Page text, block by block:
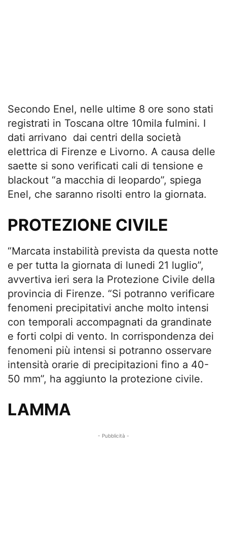
Secondo Enel, nelle ultime 8 ore sono stati
registrati in Toscana oltre 10mila fulmini. I
dati arrivano dai centri della società
elettrica di Firenze e Livorno. A causa delle
saette si sono verificati cali di tensione e
blackout “a macchia di leopardo”, spiega
Enel, che saranno risolti entro la giornata.
PROTEZIONE CIVILE
“Marcata instabilità prevista da questa notte
e per tutta la giornata di lunedi 21 luglio”,
avvertiva ieri sera la Protezione Civile della
provincia di Firenze. “Si potranno verificare
fenomeni precipitativi anche molto intensi
con temporali accompagnati da grandinate
e forti colpi di vento. In corrispondenza dei
fenomeni più intensi si potranno osservare
intensità orarie di precipitazioni fino a 40-
50 mm”, ha aggiunto la protezione civile.
LAMMA
- Pubblicità -